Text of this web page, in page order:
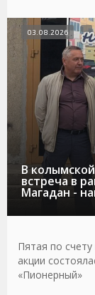
В
встреча в
Магадан -
03.08.2026
Пятая по
акции
«Пионерный»